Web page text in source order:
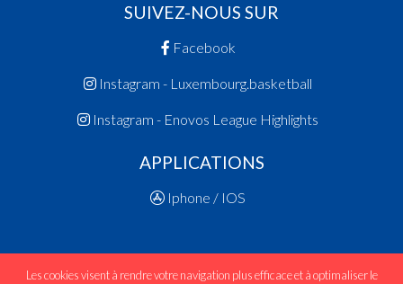
SUIVEZ-NOUS SUR
Facebook
Instagram - Luxembourg.basketball
Instagram - Enovos League Highlights
APPLICATIONS
Iphone / IOS
Les cookies visent à rendre votre navigation plus efficace et à optimaliser le